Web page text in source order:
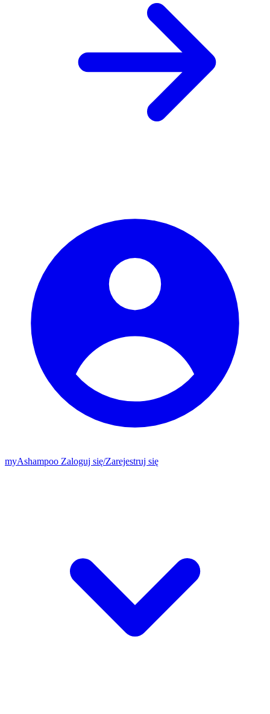
myAshampoo Zaloguj się/Zarejestruj się